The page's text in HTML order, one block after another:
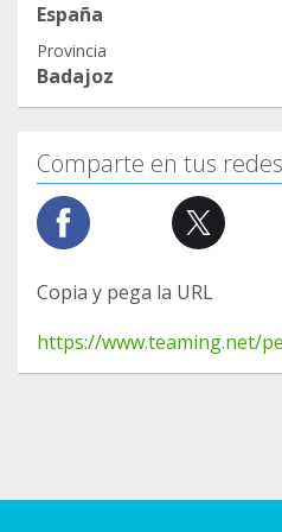
España
Provincia
Badajoz
Comparte en tus
Copia y pega la URL
https://www.teaming.net/